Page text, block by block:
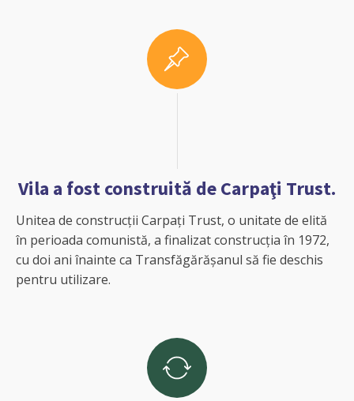
Vila a fost construită de Carpaţi Trust.
Unitea de construcții Carpați Trust, o unitate de elită
în perioada comunistă, a finalizat construcția în 1972,
cu doi ani înainte ca Transfăgărășanul să fie deschis
pentru utilizare.